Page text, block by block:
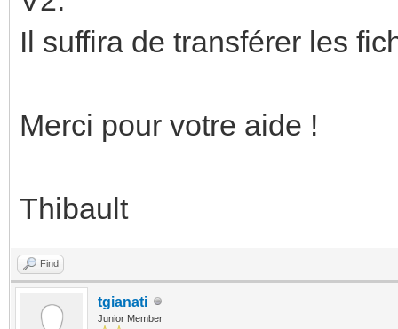
Il suffira de transférer les
Merci pour votre aide !
Thibault
Find
tgianati
Junior Member